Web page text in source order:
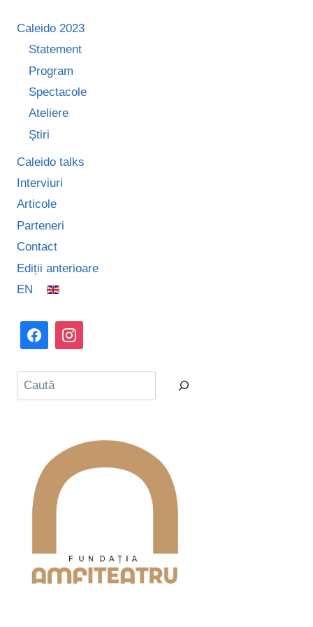
Caleido 2023
Statement
Program
Spectacole
Ateliere
Știri
Caleido talks
Interviuri
Articole
Parteneri
Contact
Ediții anterioare
EN
Caută